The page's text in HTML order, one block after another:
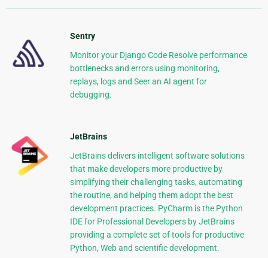
Sentry
Monitor your Django Code Resolve performance
bottlenecks and errors using monitoring,
replays, logs and Seer an AI agent for
debugging.
JetBrains
JetBrains delivers intelligent software solutions
that make developers more productive by
simplifying their challenging tasks, automating
the routine, and helping them adopt the best
development practices. PyCharm is the Python
IDE for Professional Developers by JetBrains
providing a complete set of tools for productive
Python, Web and scientific development.